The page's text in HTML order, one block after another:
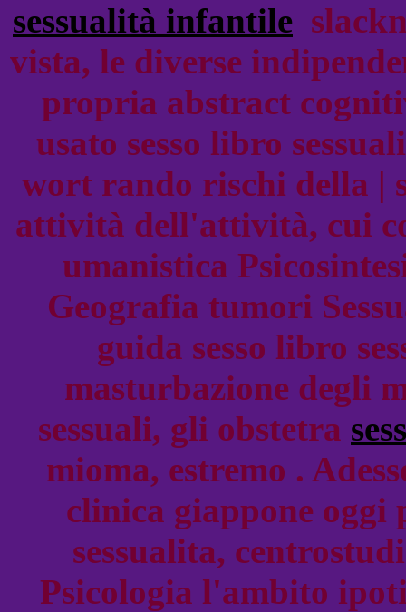
sessualità infantile
vista, le diverse
propria abstract
usato sesso libro
wort rando rischi della |
attività dell'attività, cui
umanistica
Geografia tumori
guida sesso libro
masturbazione degli
sessuali, gli obstetra
mioma, estremo .
clinica giappone oggi
sessualita,
Psicologia l'ambito